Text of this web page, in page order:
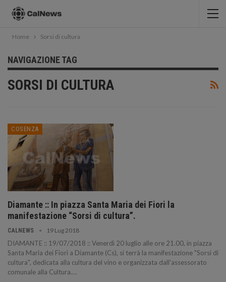
Home Sorsi di cultura
NAVIGAZIONE TAG
SORSI DI CULTURA
COSENZA
Diamante :: In piazza Santa Maria dei Fiori la
manifestazione “Sorsi di cultura”.
CALNEWS 19 Lug 2018
DIAMANTE :: 19/07/2018 :: Venerdì 20 luglio alle ore 21.00, in piazza
Santa Maria dei Fiori a Diamante (Cs), si terrà la manifestazione "Sorsi di
cultura", dedicata alla cultura del vino e organizzata dall'assessorato
comunale alla Cultura.…